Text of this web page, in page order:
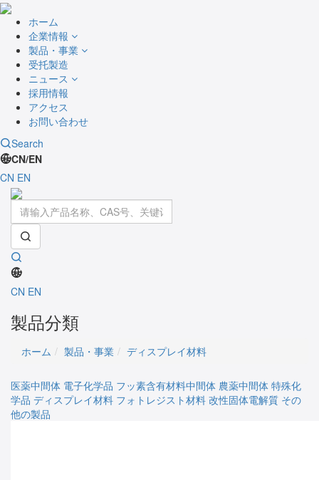
ホーム
企業情報
製品・事業
受托製造
ニュース
採用情報
アクセス
お問い合わせ
Search
CN/EN
CN EN
CN EN
製品分類
ホーム 製品・事業 ディスプレイ材料
医薬中間体 電子化学品 フッ素含有材料中間体 農薬中間体 特殊化
学品 ディスプレイ材料 フォトレジスト材料 改性固体電解質 その
他の製品